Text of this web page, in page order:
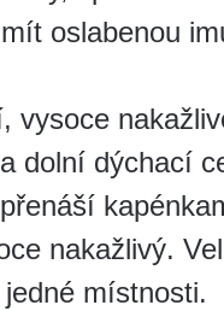
oslabenou
vysoce
dolní dýchací
nakažlivý.
místnosti.